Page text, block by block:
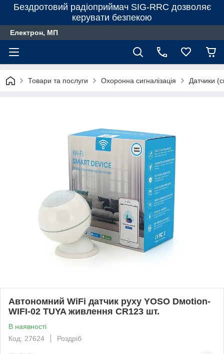
Бездротовий радіоприймач SIG-RRC дозволяє
керувати безпекою
Електрон, МП
Товари та послуги Охоронна сигналізація Датчики
Автономний WiFi датчик руху YOSO Dмotion-
WIFI-02 TUYA живлення СR123 шт.
В наявності
Код: 27624
Роздріб